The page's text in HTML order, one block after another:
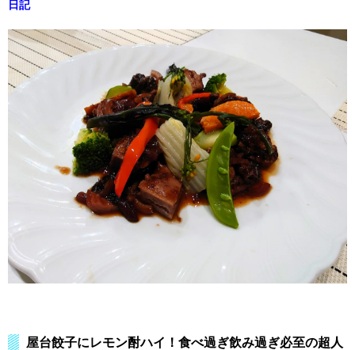
日記
屋台餃子にレモン酎ハイ！食べ過ぎ飲み過ぎ必至の超人